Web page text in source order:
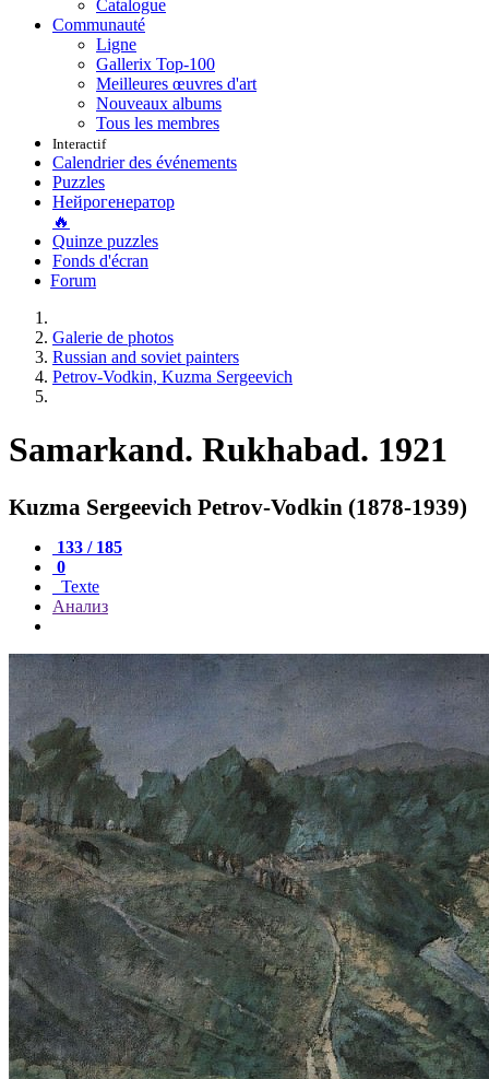
Catalogue
Communauté
Ligne
Gallerix Top-100
Meilleures œuvres d'art
Nouveaux albums
Tous les membres
Interactif
Calendrier des événements
Puzzles
Нейрогенератор
🔥
Quinze puzzles
Fonds d'écran
Forum
Galerie de photos
Russian and soviet painters
Petrov-Vodkin, Kuzma Sergeevich
Samarkand. Rukhabad. 1921
Kuzma Sergeevich Petrov-Vodkin (1878-1939)
133 / 185
0
Texte
Анализ